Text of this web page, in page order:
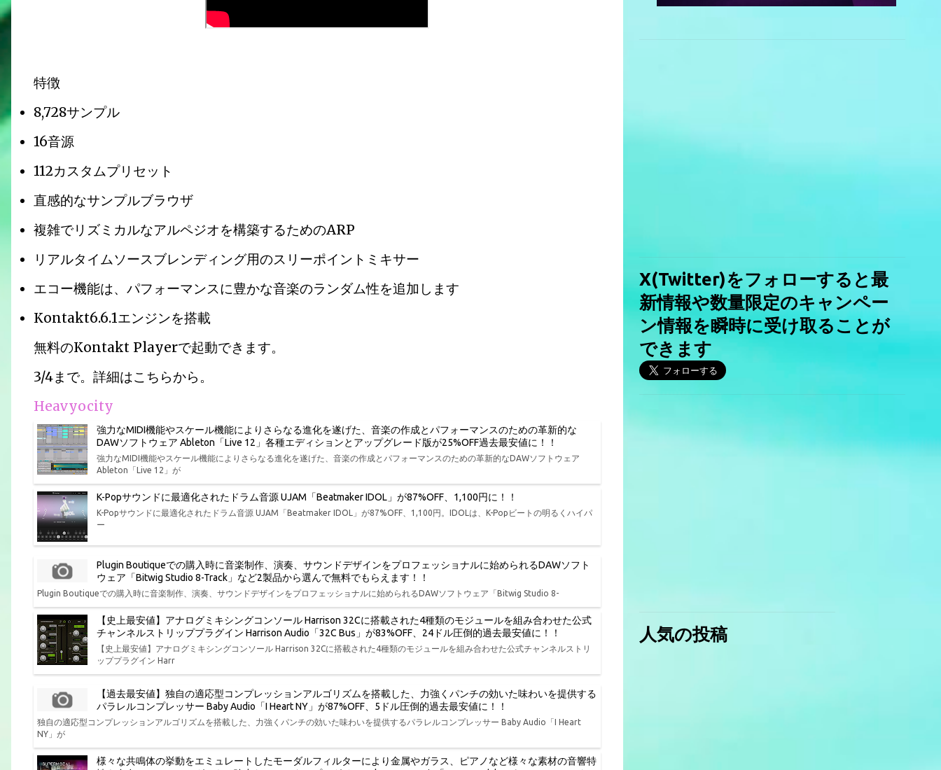
特徴
8,728サンプル
16音源
112カスタムプリセット
直感的なサンプルブラウザ
複雑でリズミカルなアルペジオを構築するためのARP
リアルタイムソースブレンディング用のスリーポイントミキサー
エコー機能は、パフォーマンスに豊かな音楽のランダム性を追加します
Kontakt6.6.1エンジンを搭載
無料のKontakt Playerで起動できます。
3/4まで。詳細はこちらから。
Heavyocity
強力なMIDI機能やスケール機能によりさらなる進化を遂げた、音楽の作成とパフォーマンスのための革新的な
DAWソフトウェア Ableton「Live 12」各種エディションとアップグレード版が25%OFF過去最安値に！！
強力なMIDI機能やスケール機能によりさらなる進化を遂げた、音楽の作成とパフォーマンスのための革新的なDAWソフトウェア
Ableton「Live 12」が
K-Popサウンドに最適化されたドラム音源 UJAM「Beatmaker IDOL」が87%OFF、1,100円に！！
K-Popサウンドに最適化されたドラム音源 UJAM「Beatmaker IDOL」が87%OFF、1,100円。IDOLは、K-Popビートの明るくハイパ
ー
Plugin Boutiqueでの購入時に音楽制作、演奏、サウンドデザインをプロフェッショナルに始められるDAWソフト
ウェア「Bitwig Studio 8-Track」など2製品から選んで無料でもらえます！！
Plugin Boutiqueでの購入時に音楽制作、演奏、サウンドデザインをプロフェッショナルに始められるDAWソフトウェア「Bitwig Studio 8-
【史上最安値】アナログミキシングコンソール Harrison 32Cに搭載された4種類のモジュールを組み合わせた公式
チャンネルストリッププラグイン Harrison Audio「32C Bus」が83%OFF、24ドル圧倒的過去最安値に！！
【史上最安値】アナログミキシングコンソール Harrison 32Cに搭載された4種類のモジュールを組み合わせた公式チャンネルストリ
ッププラグイン Harr
【過去最安値】独自の適応型コンプレッションアルゴリズムを搭載した、力強くパンチの効いた味わいを提供する
パラレルコンプレッサー Baby Audio「I Heart NY」が87%OFF、5ドル圧倒的過去最安値に！！
独自の適応型コンプレッションアルゴリズムを搭載した、力強くパンチの効いた味わいを提供するパラレルコンプレッサー Baby Audio「I Heart
NY」が
様々な共鳴体の挙動をエミュレートしたモーダルフィルターにより金属やガラス、ピアノなど様々な素材の音響特
X(Twitter)をフォローすると最
新情報や数量限定のキャンペー
ン情報を瞬時に受け取ることが
できます
人気の投稿